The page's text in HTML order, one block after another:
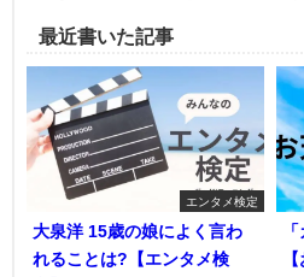
最近書いた記事
エンタメ検定
大泉洋 15歳の娘によく言わ
れることは?【エンタメ検